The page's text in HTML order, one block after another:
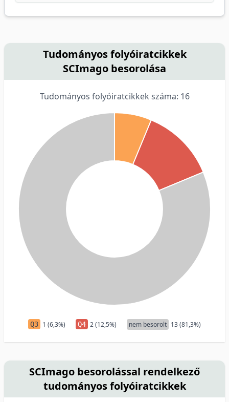
Tudományos folyóiratcikkek
SCImago besorolása
Tudományos folyóiratcikkek száma: 16
Q3 1 (6,3%) Q4 2 (12,5%) nem besorolt 13 (81,3%)
SCImago besorolással rendelkező
tudományos folyóiratcikkek